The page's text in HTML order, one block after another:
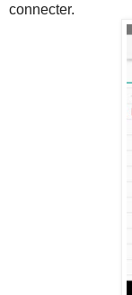
connecter.